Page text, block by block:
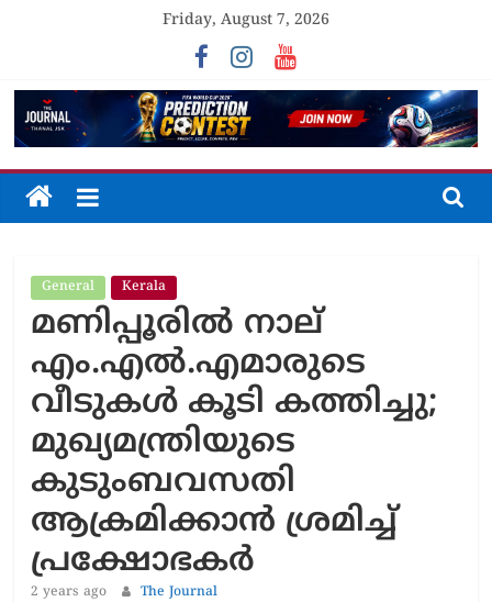
Friday, August 7, 2026
The
Unfolding
The
General Kerala
മണിപ്പൂരിൽ നാല്
എം.എൽ.എമാരുടെ
വീടുകൾ കൂടി കത്തിച്ചു;
മുഖ്യമന്ത്രിയുടെ
കുടുംബവസതി
ആക്രമിക്കാൻ ശ്രമിച്ച്
പ്രക്ഷോഭകർ
2 years ago The Journal